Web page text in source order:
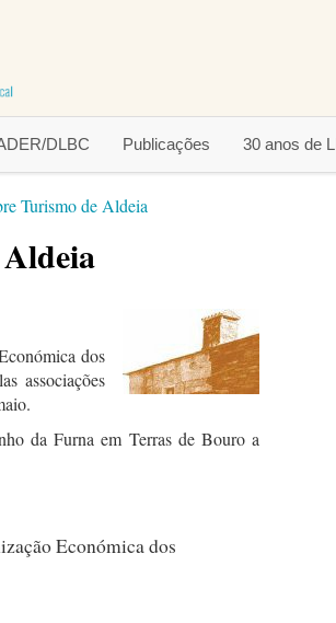
DLBC Publicações 30 anos de
Turismo de Aldeia
dos
associações
da Furna em Terras de Bouro a
Económica dos